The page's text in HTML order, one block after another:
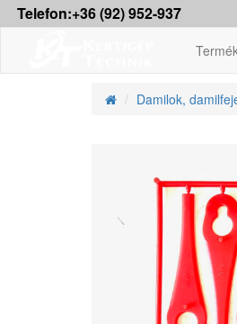
Telefon:+36 (92) 952-937
Damilok,